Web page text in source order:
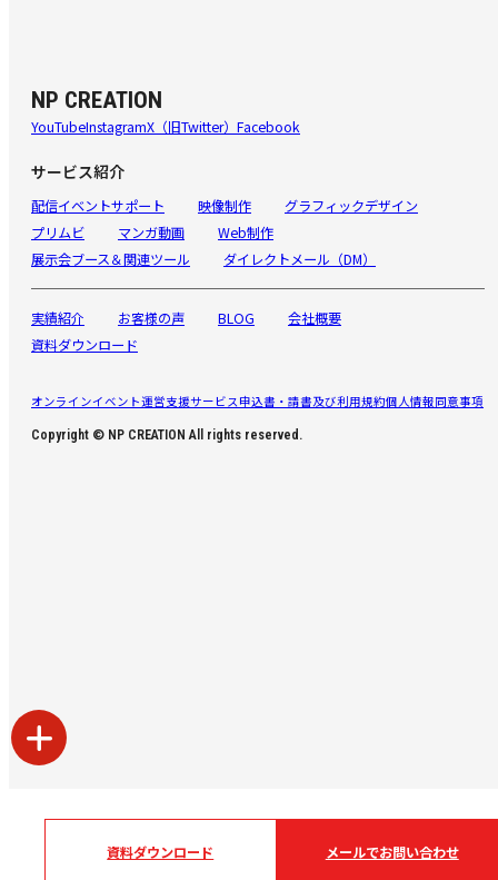
資料ダウンロード メールでお問い合わせ
NP CREATION
YouTubeInstagramX（旧Twitter） Facebook
サービス紹介
配信イベントサポート 映像制作
グラフィックデザイン
プリムビ
マンガ動画
Web制作
展示会ブース＆関連ツール
ダイレクトメール（DM）
実績紹介 お客様の声 BLOG
会社概要
資料ダウンロード
オンラインイベント運営支援サービス申込書・請書及び利用規約個人情報同意事項
Copyright © NP CREATION All rights reserved.